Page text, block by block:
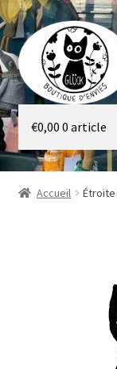
Aller
à
la
navigation
Aller
au
contenu
Galerie
Boutique
€0,00 0 article
Accueil Étroite